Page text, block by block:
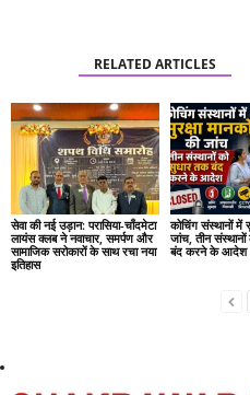
RELATED ARTICLES
सेवा की नई उड़ान: परासिया-चाँदमेटा
लायंस क्लब ने नवाचार, समर्पण और
सामाजिक सरोकारों के साथ रचा नया
इतिहास
कोचिंग संस्थानों में
जांच, तीन
बंद करने के आदेश